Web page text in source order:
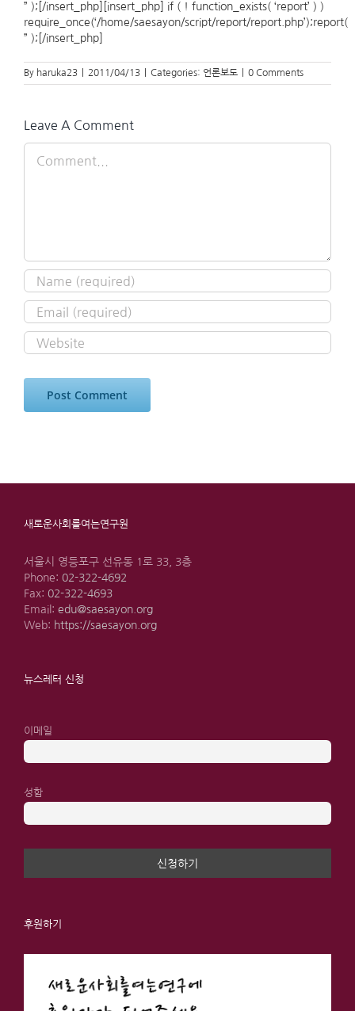
By haruka23 2011/04/13 Categories: 언론보도 0 Comments
Leave A Comment
새로운사회를여는연구원
서울시 영등포구 선유동 1로 33, 3층
Phone: 02-322-4692
Fax: 02-322-4693
Email: edu@saesayon.org
Web: https://saesayon.org
뉴스레터 신청
이메일
성함
후원하기